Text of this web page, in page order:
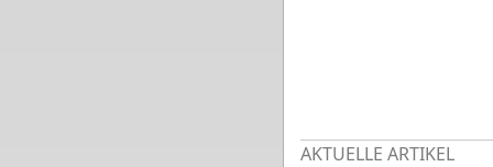
AKTUELLE ARTIKEL